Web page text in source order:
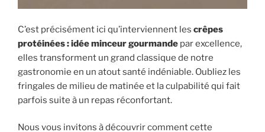
C’est précisément ici qu’interviennent les crêpes
protéinées : idée minceur gourmande par excellence,
elles transforment un grand classique de notre
gastronomie en un atout santé indéniable. Oubliez les
fringales de milieu de matinée et la culpabilité qui fait
parfois suite à un repas réconfortant.
Nous vous invitons à découvrir comment cette